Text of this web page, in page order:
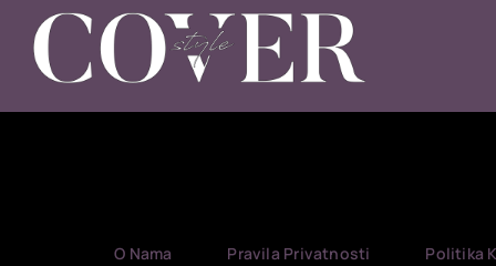
O Nama Pravila Privatnosti Politika